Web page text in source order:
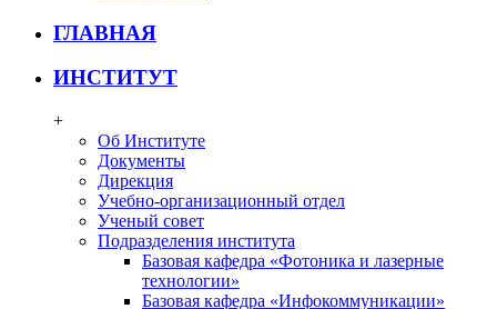
ГЛАВНАЯ
ИНСТИТУТ
+
Об Институте
Документы
Дирекция
Учебно-организационный отдел
Ученый совет
Подразделения института
Базовая кафедра «Фотоника и лазерные
технологии»
Базовая кафедра «Инфокоммуникации»